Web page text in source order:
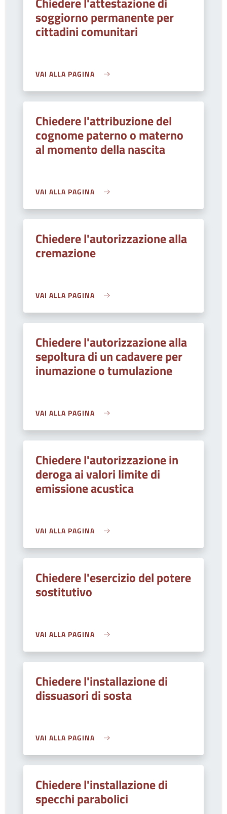
soggiorno permanente per
cittadini comunitari
VAI ALLA PAGINA
Chiedere l'attribuzione del
cognome paterno o materno
al momento della nascita
VAI ALLA PAGINA
Chiedere l'autorizzazione alla
cremazione
VAI ALLA PAGINA
Chiedere l'autorizzazione alla
sepoltura di un cadavere per
inumazione o tumulazione
VAI ALLA PAGINA
Chiedere l'autorizzazione in
deroga ai valori limite di
emissione acustica
VAI ALLA PAGINA
Chiedere l'esercizio del potere
sostitutivo
VAI ALLA PAGINA
Chiedere l'installazione di
dissuasori di sosta
VAI ALLA PAGINA
Chiedere l'installazione di
specchi parabolici